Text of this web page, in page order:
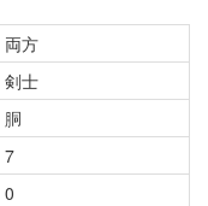
両方
剣士
胴
7
0